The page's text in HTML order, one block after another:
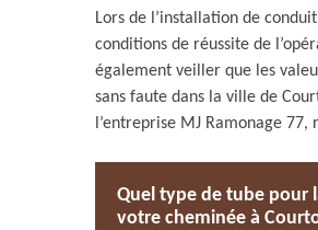
Lors de l’installation de
conditions de réussite de
également veiller que les
sans faute dans la ville de
l’entreprise MJ Ramonage
Quel type de tube pour
votre cheminée à